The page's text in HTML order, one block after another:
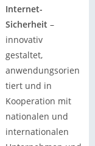
Internet-
Sicherheit –
innovativ
gestaltet,
anwendungsorien
tiert und in
Kooperation mit
nationalen und
internationalen